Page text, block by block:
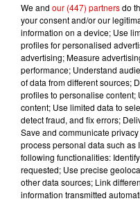
Contactez Jean-Philippe
https://www.rvm.fr/
We and our (447) partnersdo
your consent and/or our
information on a device; Use
profiles for personalised
advertising; Measure
performance; Understand
of data from different sources;
profiles to personalise
content; Use limited data to
detect fraud, and fix errors;
Save and communicate
process personal data such as
following functionalities:
requested; Use precise
other data sources; Link
information transmitted